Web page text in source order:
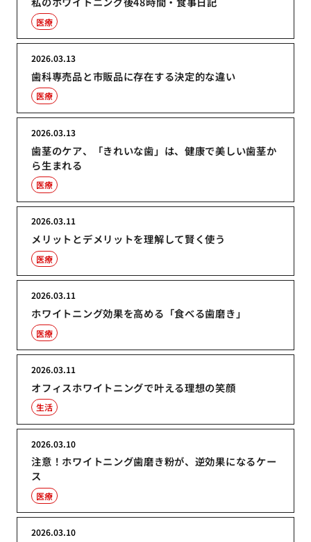
医療
歯科専売品と市販品に存在する決定的な違い
2026.03.13
医療
歯茎のケア、「きれいな歯」は、健康で美しい歯茎か
ら生まれる
2026.03.13
医療
メリットとデメリットを理解して賢く使う
2026.03.11
医療
ホワイトニング効果を高める「食べる歯磨き」
2026.03.11
医療
オフィスホワイトニングで叶える理想の笑顔
2026.03.11
生活
注意！ホワイトニング歯磨き粉が、逆効果になるケー
ス
2026.03.10
医療
2026.03.10